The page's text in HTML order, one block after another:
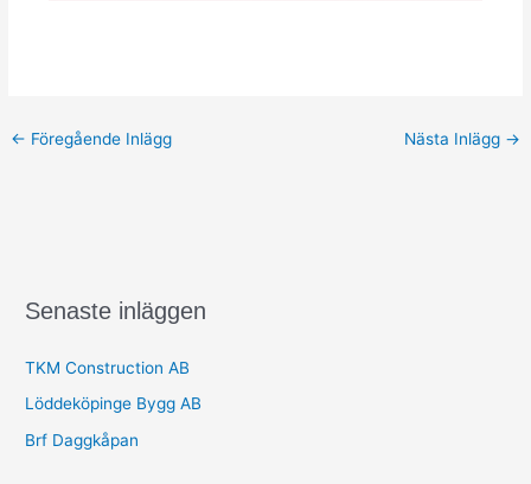
← Föregående Inlägg Nästa Inlägg →
Senaste inläggen
TKM Construction AB
Löddeköpinge Bygg AB
Brf Daggkåpan